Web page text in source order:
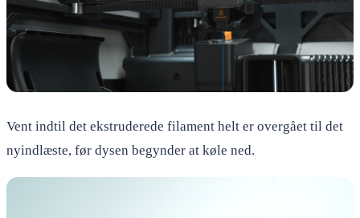
Vent indtil det ekstruderede filament helt er overgået til det
nyindlæste, før dysen begynder at køle ned.